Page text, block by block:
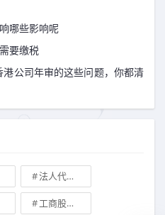
哪些影响呢
要缴税
公司年审的这些问题，你都清
法人代表变更\
工商股权转让